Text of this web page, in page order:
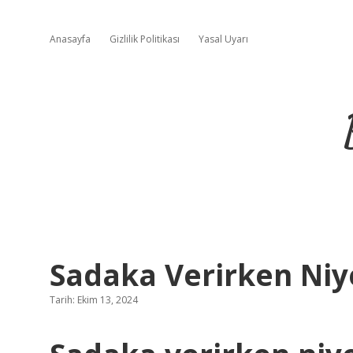
Anasayfa Gizlilik Politikası Yasal Uyarı
Sadaka Verirken
Tarih: Ekim 13, 2024